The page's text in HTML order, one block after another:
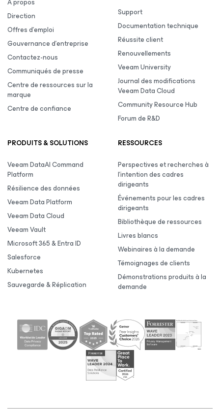
Direction
Offres d’emploi
Gouvernance d’entreprise
Contactez-nous
Communiqués de presse
Centre de ressources sur la
marque
Centre de confiance
Support
Documentation technique
Réussite client
Renouvellements
Veeam University
Journal des modifications
Veeam Data Cloud
Community Resource Hub
Forum de R&D
PRODUITS & SOLUTIONS
Veeam DataAI Command
Platform
Résilience des données
Veeam Data Platform
Veeam Data Cloud
Veeam Vault
Microsoft 365 & Entra ID
Salesforce
Kubernetes
Sauvegarde & Réplication
RESSOURCES
Perspectives et recherches à
l’intention des cadres
dirigeants
Événements pour les cadres
dirigeants
Bibliothèque de ressources
Livres blancs
Webinaires à la demande
Témoignages de clients
Démonstrations produits à la
demande